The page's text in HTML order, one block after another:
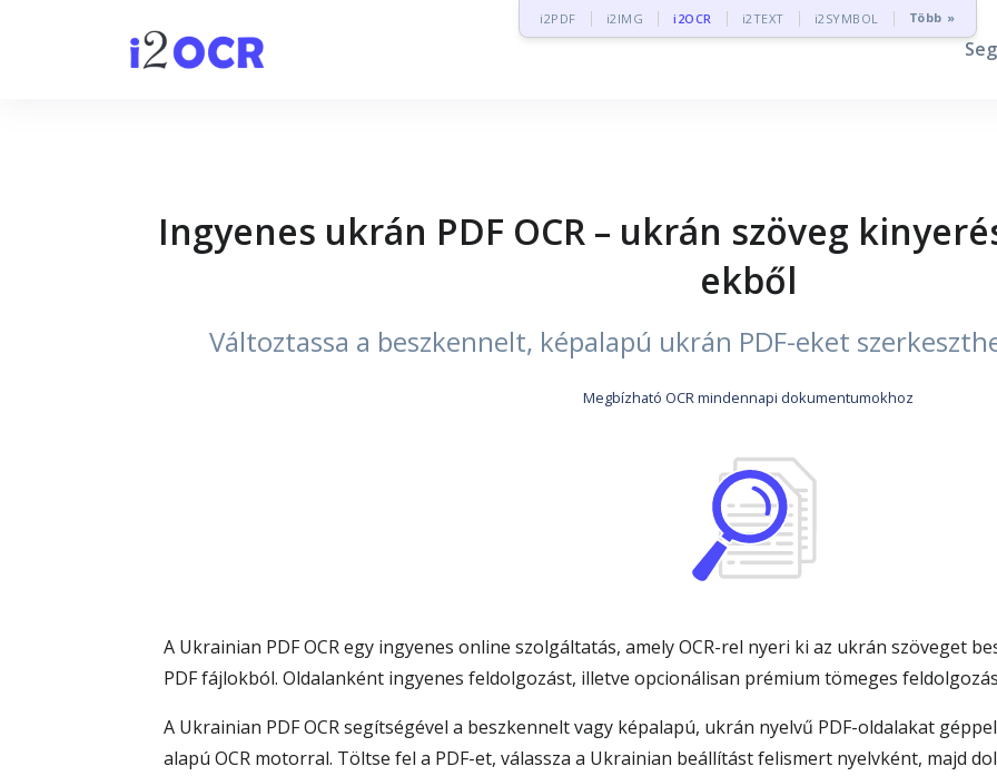
i2PDF i2IMG i2OCR i2TEXT i2SYMBOL Több »
Ingyenes ukrán PDF OCR – ukrán szöveg
ekből
Változtassa a beszkennelt, képalapú ukrán PDF-eket
Megbízható OCR mindennapi dokumentumokhoz
A Ukrainian PDF OCR egy ingyenes online szolgáltatás, amely OCR-rel nyeri ki az ukrán szöveget
PDF fájlokból. Oldalanként ingyenes feldolgozást, illetve opcionálisan prémium tömeges
A Ukrainian PDF OCR segítségével a beszkennelt vagy képalapú, ukrán nyelvű PDF-oldalakat
alapú OCR motorral. Töltse fel a PDF-et, válassza a Ukrainian beállítást felismert nyelvként, majd